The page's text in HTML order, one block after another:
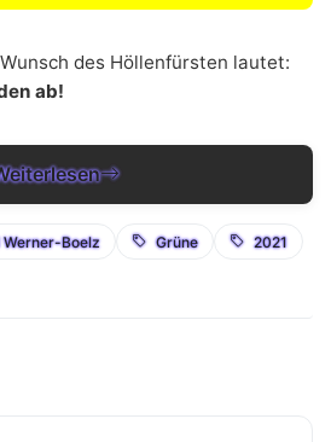
des Höllenfürsten lautet:
ab!
Werner-Boelz Grüne 2021